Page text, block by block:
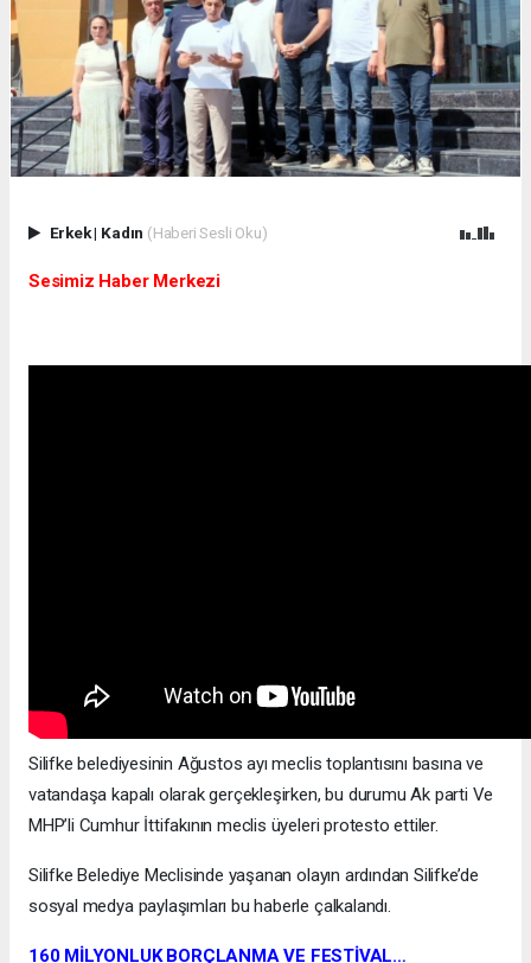
Erkek| Kadın (Haberi Sesli Oku)
Sesimiz Haber Merkezi
Silifke belediyesinin Ağustos ayı meclis toplantısını basına ve
vatandaşa kapalı olarak gerçekleşirken, bu durumu Ak parti Ve
MHP’li Cumhur İttifakının meclis üyeleri protesto ettiler.
Silifke Belediye Meclisinde yaşanan olayın ardından Silifke’de
sosyal medya paylaşımları bu haberle çalkalandı.
160 MİLYONLUK BORÇLANMA VE FESTİVAL…